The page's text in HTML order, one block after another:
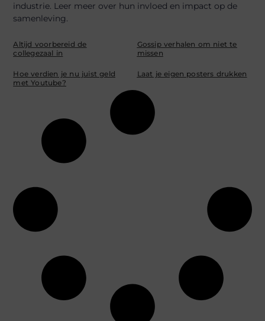
industrie. Leer meer over hun invloed en impact op de
samenleving.
Altijd voorbereid de
collegezaal in
Gossip verhalen om niet te
missen
Hoe verdien je nu juist geld
met Youtube?
Laat je eigen posters drukken